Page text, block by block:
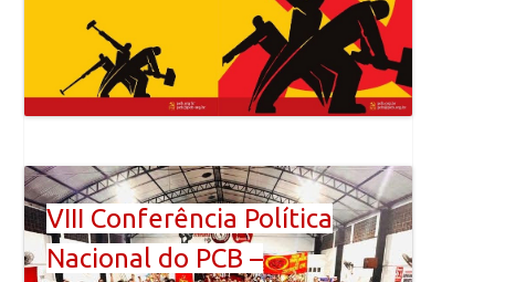
VIII Conferência Política
Nacional do PCB –